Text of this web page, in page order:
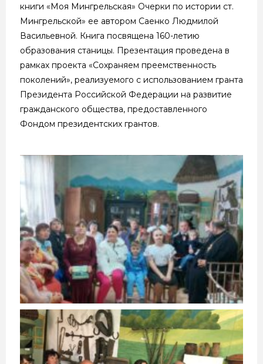
книги «Моя Мингрельская» Очерки по истории ст.
Мингрельской» ее автором Саенко Людмилой
Васильевной. Книга посвящена 160-летию
образования станицы. Презентация проведена в
рамках проекта «Сохраняем преемственность
поколений», реализуемого с использованием гранта
Президента Российской Федерации на развитие
гражданского общества, предоставленного
Фондом президентских грантов.